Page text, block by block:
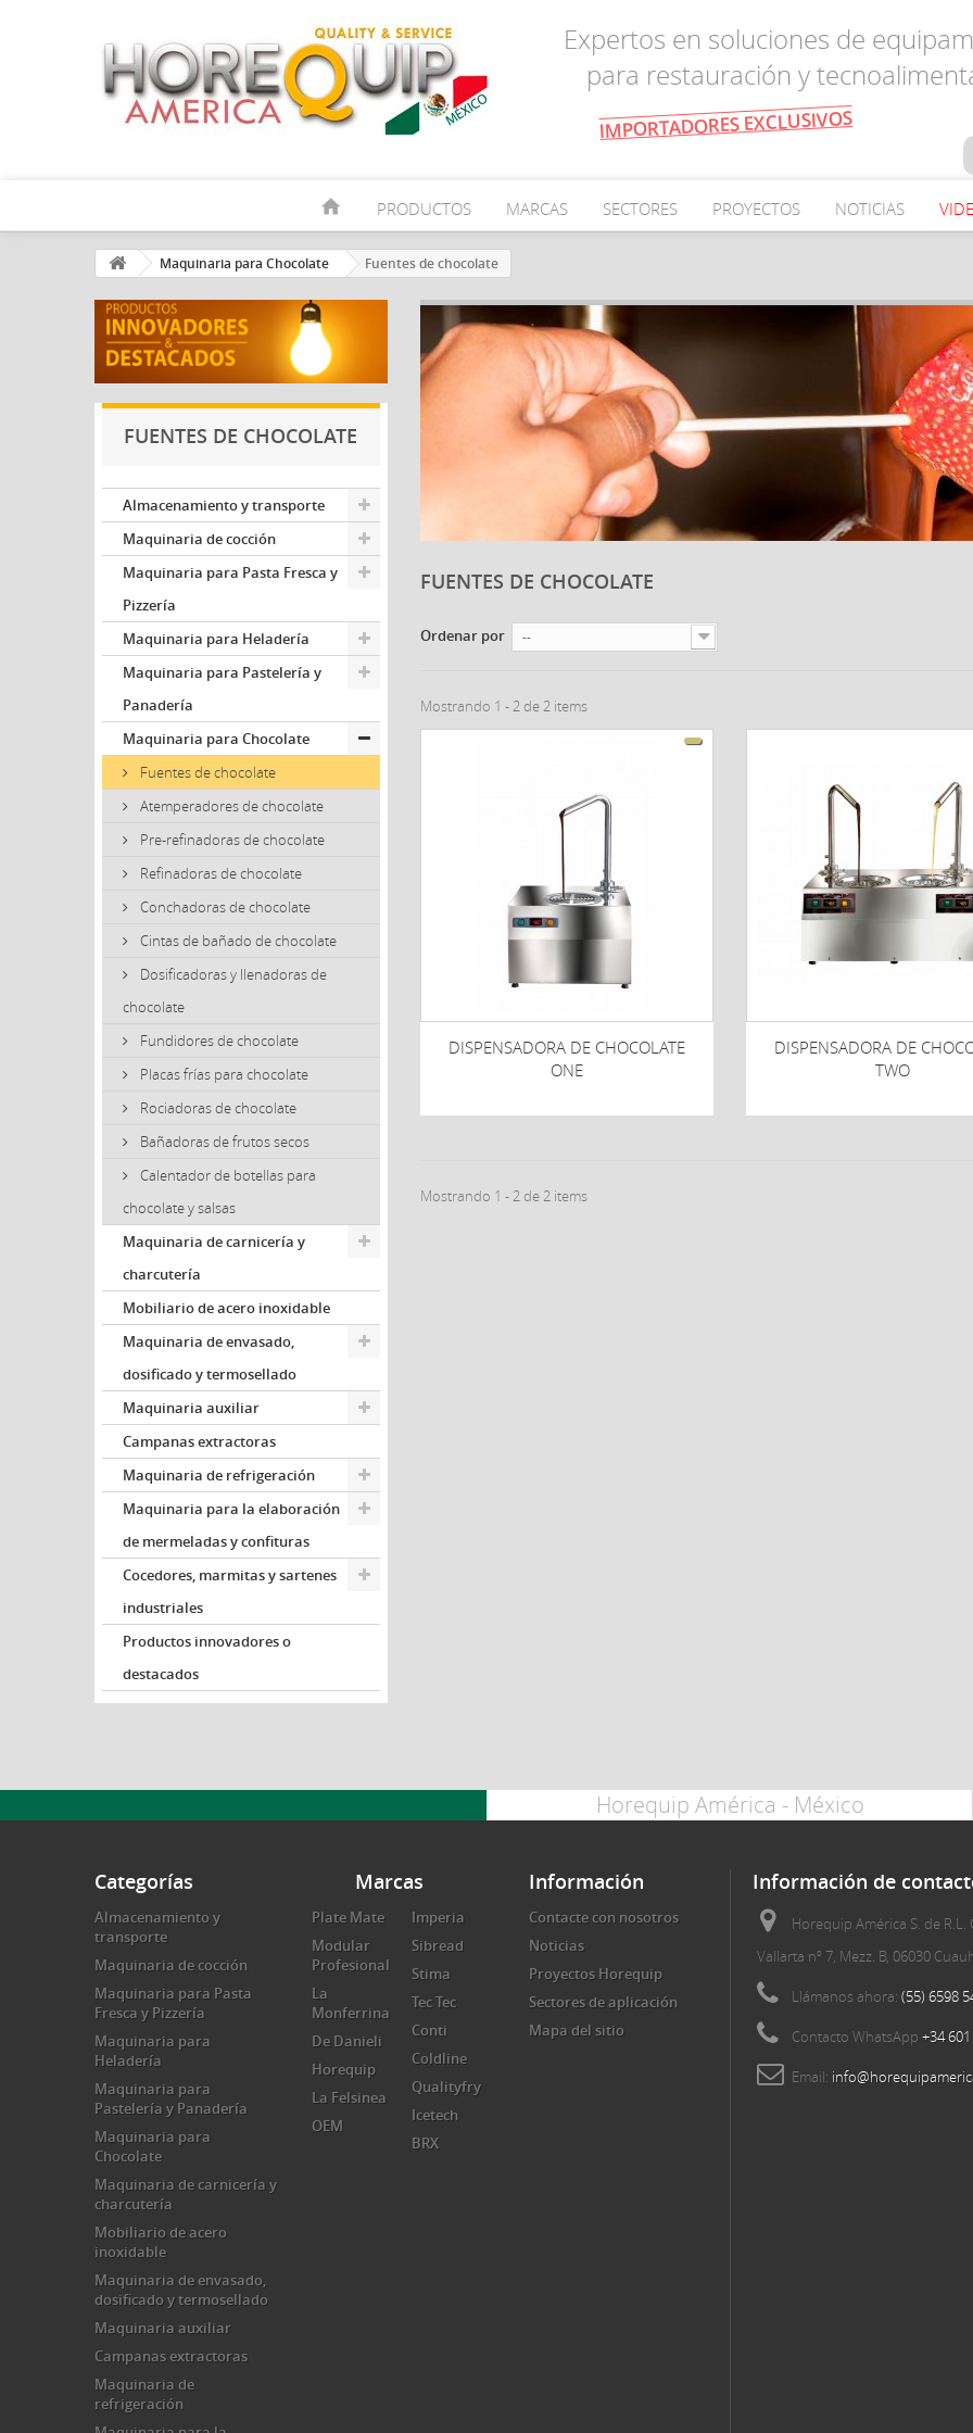
Expertos en soluciones de
para restauración y
IMPORTADORES EXCLUSIVOS
home PRODUCTOS MARCAS SECTORES PROYECTOS NOTICIAS
Maquinaria para Chocolate Fuentes de chocolate
FUENTES DE CHOCOLATE
Almacenamiento y transporte
Maquinaria de cocción
Maquinaria para Pasta Fresca y
Pizzería
Maquinaria para Heladería
Maquinaria para Pastelería y
Panadería
Maquinaria para Chocolate
Fuentes de chocolate
Atemperadores de chocolate
Pre-refinadoras de chocolate
Refinadoras de chocolate
Conchadoras de chocolate
Cintas de bañado de chocolate
Dosificadoras y llenadoras de
chocolate
Fundidores de chocolate
Placas frías para chocolate
Rociadoras de chocolate
Bañadoras de frutos secos
Calentador de botellas para
chocolate y salsas
Maquinaria de carnicería y
charcutería
Mobiliario de acero inoxidable
Maquinaria de envasado,
dosificado y termosellado
Maquinaria auxiliar
Campanas extractoras
Maquinaria de refrigeración
Maquinaria para la elaboración
de mermeladas y confituras
Cocedores, marmitas y sartenes
industriales
Productos innovadores o
destacados
FUENTES DE CHOCOLATE
Ordenar por --
Mostrando 1 - 2 de 2 items
DISPENSADORA DE CHOCOLATE
ONE
DISPENSADORA DE
TWO
Mostrando 1 - 2 de 2 items
Horequip América - México
Categorías
Almacenamiento y
transporte
Maquinaria de cocción
Maquinaria para Pasta
Fresca y Pizzería
Maquinaria para
Heladería
Maquinaria para
Pastelería y Panadería
Maquinaria para
Chocolate
Maquinaria de carnicería y
charcutería
Mobiliario de acero
inoxidable
Maquinaria de envasado,
dosificado y termosellado
Maquinaria auxiliar
Campanas extractoras
Maquinaria de
refrigeración
Marcas
Plate Mate
Modular
Profesional
La
Monferrina
De Danieli
Horequip
La Felsinea
OEM
Imperia
Sibread
Stima
Tec Tec
Conti
Coldline
Qualityfry
Icetech
BRX
Información
Contacte con nosotros
Noticias
Proyectos Horequip
Sectores de aplicación
Mapa del sitio
Información de
Horequip América S. de R.L.
Vallarta nº 7, Mezz. B, 06030
Llámanos ahora: (55) 6598
Contacto WhatsApp +34
Email: